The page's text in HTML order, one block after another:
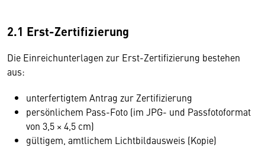
2.1 Erst-Zertifizierung
Die Einreichunterlagen zur Erst-Zertifizierung bestehen
aus:
unterfertigtem Antrag zur Zertifizierung
persönlichem Pass-Foto (im JPG- und Passfotoformat
von 3,5 × 4,5 cm)
gültigem, amtlichem Lichtbildausweis (Kopie)